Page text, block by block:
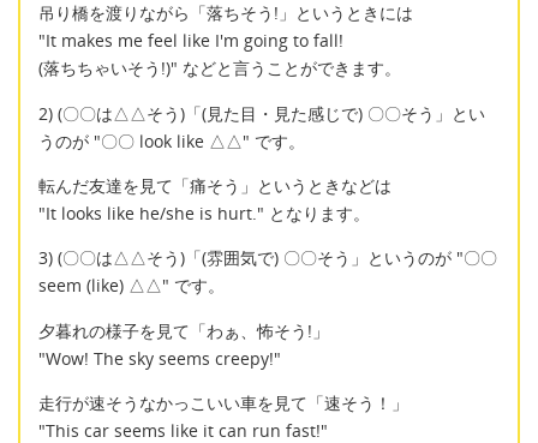
吊り橋を渡りながら「落ちそう!」というときには
"It makes me feel like I'm going to fall!
(落ちちゃいそう!)" などと言うことができます。
2) (〇〇は△△そう)「(見た目・見た感じで) 〇〇そう」とい
うのが "〇〇 look like △△" です。
転んだ友達を見て「痛そう」というときなどは
"It looks like he/she is hurt." となります。
3) (〇〇は△△そう)「(雰囲気で) 〇〇そう」というのが "〇〇
seem (like) △△" です。
夕暮れの様子を見て「わぁ、怖そう!」
"Wow! The sky seems creepy!"
走行が速そうなかっこいい車を見て「速そう！」
"This car seems like it can run fast!"